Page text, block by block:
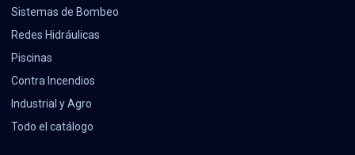
Sistemas de Bombeo
Redes Hidráulicas
Piscinas
Contra Incendios
Industrial y Agro
Todo el catálogo